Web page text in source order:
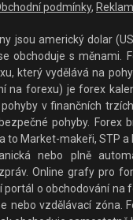
podmínky,
jsou americký dolar
obchoduje s měnami.
který vydělává na
na forexu) je forex
v finančních
pohyby.
to Market-makeři, STP
nebo plně
Online grafy pro
portál o obchodování na
nebo vzdělávací zóna.